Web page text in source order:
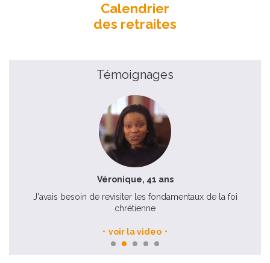
Calendrier
des retraites
Témoignages
Véronique, 41 ans
J'avais besoin de revisiter les fondamentaux de la foi
chrétienne
voir la video